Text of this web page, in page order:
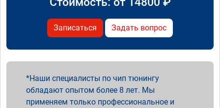
Записаться Задать вопрос
Наши специалисты по чип тюнингу
обладают опытом более 8 лет. Мы
применяем только профессиональное и